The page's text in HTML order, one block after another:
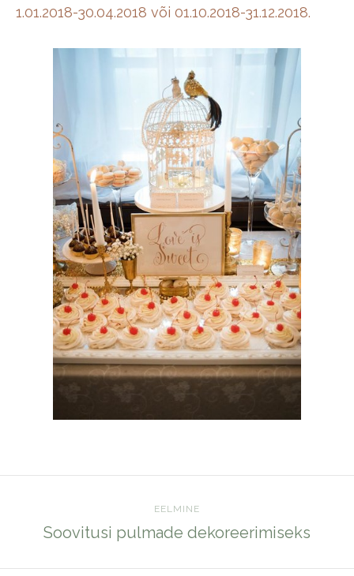
1.01.2018-30.04.2018 või 01.10.2018-31.12.2018.
EELMINE
Soovitusi pulmade dekoreerimiseks